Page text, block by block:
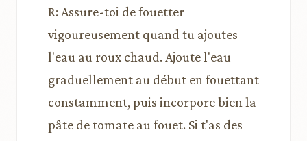
R: Assure-toi de fouetter
vigoureusement quand tu ajoutes
l'eau au roux chaud. Ajoute l'eau
graduellement au début en fouettant
constamment, puis incorpore bien la
pâte de tomate au fouet. Si t'as des